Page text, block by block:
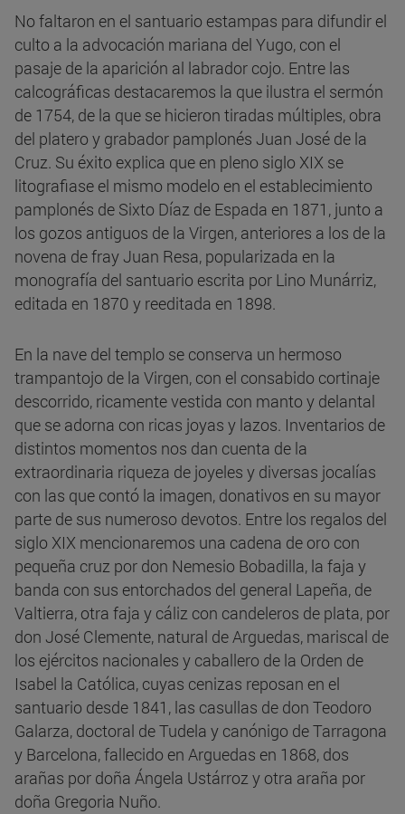
No faltaron en el santuario estampas para difundir el
culto a la advocación mariana del Yugo, con el
pasaje de la aparición al labrador cojo. Entre las
calcográficas destacaremos la que ilustra el sermón
de 1754, de la que se hicieron tiradas múltiples, obra
del platero y grabador pamplonés Juan José de la
Cruz. Su éxito explica que en pleno siglo XIX se
litografiase el mismo modelo en el establecimiento
pamplonés de Sixto Díaz de Espada en 1871, junto a
los gozos antiguos de la Virgen, anteriores a los de la
novena de fray Juan Resa, popularizada en la
monografía del santuario escrita por Lino Munárriz,
editada en 1870 y reeditada en 1898.
En la nave del templo se conserva un hermoso
trampantojo de la Virgen, con el consabido cortinaje
descorrido, ricamente vestida con manto y delantal
que se adorna con ricas joyas y lazos. Inventarios de
distintos momentos nos dan cuenta de la
extraordinaria riqueza de joyeles y diversas jocalías
con las que contó la imagen, donativos en su mayor
parte de sus numeroso devotos. Entre los regalos del
siglo XIX mencionaremos una cadena de oro con
pequeña cruz por don Nemesio Bobadilla, la faja y
banda con sus entorchados del general Lapeña, de
Valtierra, otra faja y cáliz con candeleros de plata, por
don José Clemente, natural de Arguedas, mariscal de
los ejércitos nacionales y caballero de la Orden de
Isabel la Católica, cuyas cenizas reposan en el
santuario desde 1841, las casullas de don Teodoro
Galarza, doctoral de Tudela y canónigo de Tarragona
y Barcelona, fallecido en Arguedas en 1868, dos
arañas por doña Ángela Ustárroz y otra araña por
doña Gregoria Nuño.